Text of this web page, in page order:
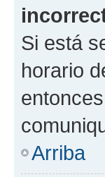
Si está
horario
Arriba